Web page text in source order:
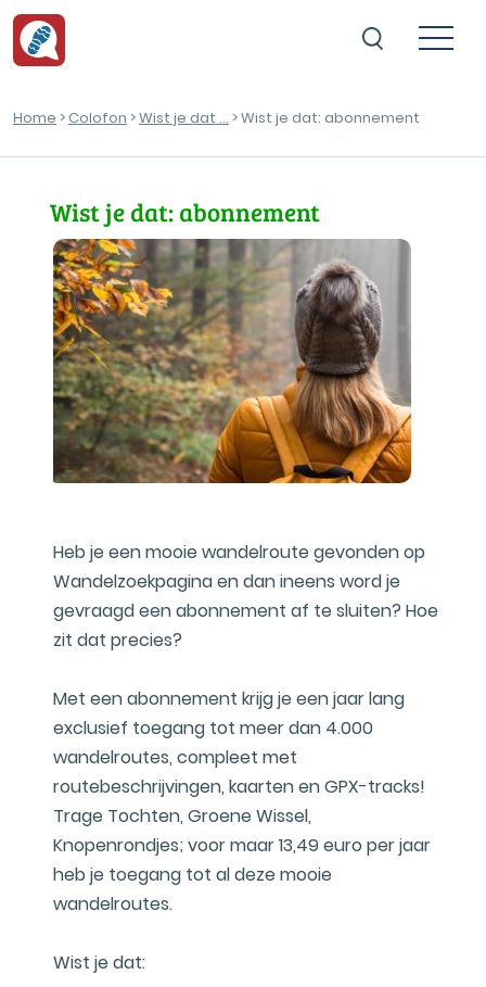
Home >Colofon >Wist je dat ... > Wist je dat: abonnement
Wist je dat: abonnement
Heb je een mooie wandelroute gevonden op
Wandelzoekpagina en dan ineens word je
gevraagd een abonnement af te sluiten? Hoe
zit dat precies?
Met een abonnement krijg je een jaar lang
exclusief toegang tot meer dan 4.000
wandelroutes, compleet met
routebeschrijvingen, kaarten en GPX-tracks!
Trage Tochten, Groene Wissel,
Knopenrondjes; voor maar 13,49 euro per jaar
heb je toegang tot al deze mooie
wandelroutes.
Wist je dat: